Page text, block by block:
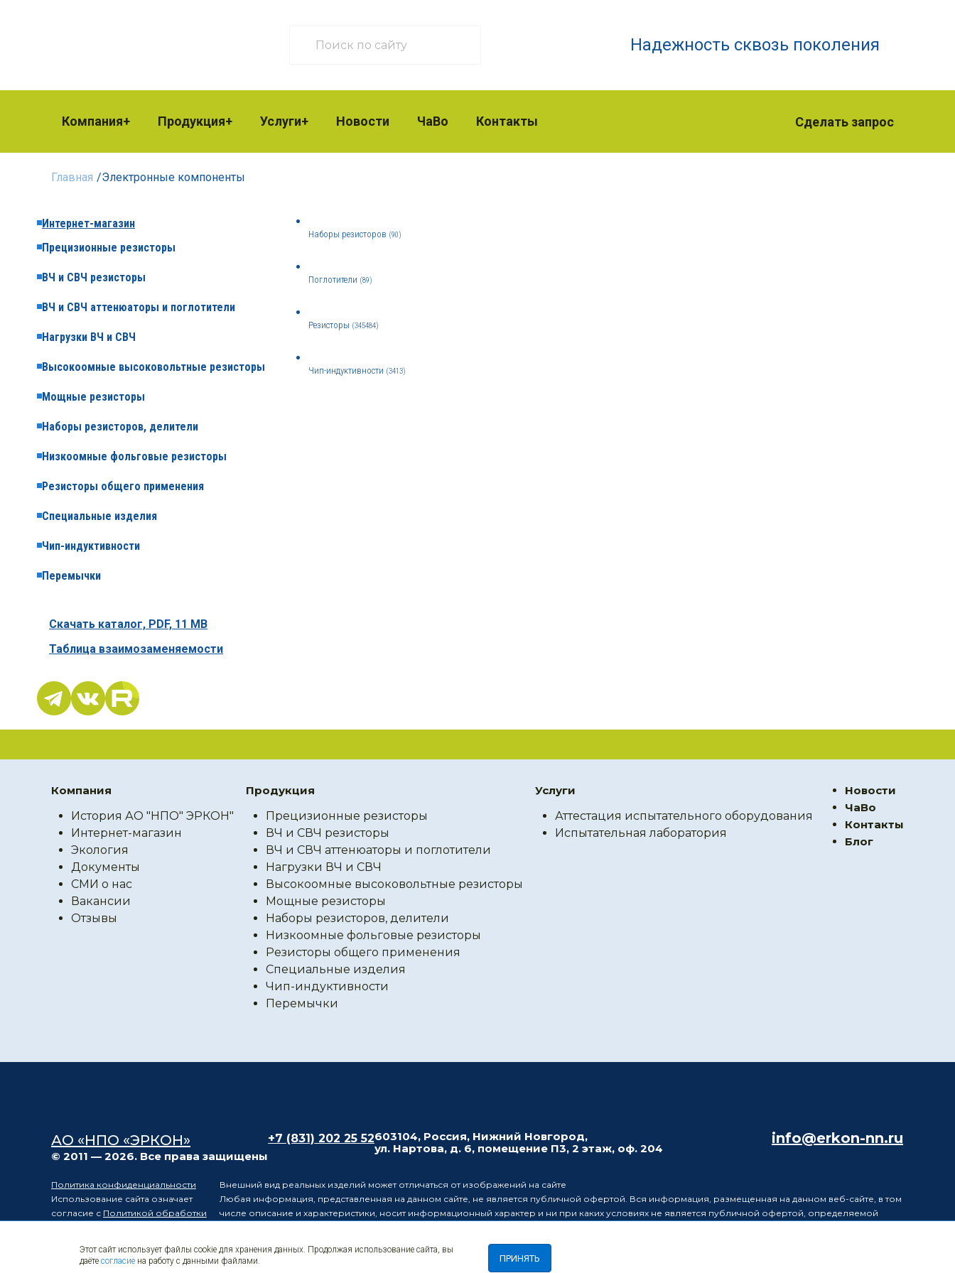
Надежность сквозь поколения
Компания Продукция Услуги Новости ЧаВо Контакты Сделать запрос
Главная /Электронные компоненты
Интернет-магазин
Прецизионные резисторы
ВЧ и СВЧ резисторы
ВЧ и СВЧ аттенюаторы и поглотители
Нагрузки ВЧ и СВЧ
Высокоомные высоковольтные резисторы
Мощные резисторы
Наборы резисторов, делители
Низкоомные фольговые резисторы
Резисторы общего применения
Специальные изделия
Чип-индуктивности
Перемычки
Скачать каталог, PDF, 11 MB
Таблица взаимозаменяемости
Наборы резисторов (90)
Поглотители (89)
Резисторы (345484)
Чип-индуктивности (3413)
Компания
История АО "НПО" ЭРКОН"
Интернет-магазин
Экология
Документы
СМИ о нас
Вакансии
Отзывы
Продукция
Прецизионные резисторы
ВЧ и СВЧ резисторы
ВЧ и СВЧ аттенюаторы и поглотители
Нагрузки ВЧ и СВЧ
Высокоомные высоковольтные резисторы
Мощные резисторы
Наборы резисторов, делители
Низкоомные фольговые резисторы
Резисторы общего применения
Специальные изделия
Чип-индуктивности
Перемычки
Услуги
Аттестация испытательного оборудования
Испытательная лаборатория
Новости
ЧаВо
Контакты
Блог
АО «НПО «ЭРКОН»
© 2011 — 2026. Все права защищены
+7 (831) 202 25 52603104, Россия, Нижний Новгород,
ул. Нартова, д. 6, помещение П3, 2 этаж, оф. 204
info@erkon-nn.ru
Политика конфиденциальности
Использование сайта означает
согласие с Политикой обработки
компоненты
Внешний вид реальных изделий может отличаться от изображений на сайте
Любая информация, представленная на данном сайте, не является публичной офертой. Вся информация, размещенная на данном веб-сайте, в том
числе описание и характеристики, носит информационный характер и ни при каких условиях не является публичной офертой, определяемой
Производитель оставляет за собой право в одностороннем порядке вносить изменения в информацию, размещенную на данном веб-сайте, без
уведомления третьих лиц о таких изменениях.
Этот сайт использует файлы cookie для хранения данных. Продолжая использование сайта, вы
даёте согласие на работу с данными файлами. ПРИНЯТЬ